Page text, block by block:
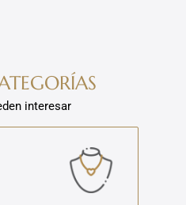
interesar